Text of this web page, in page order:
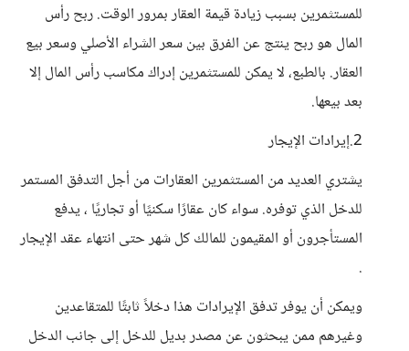
للمستثمرين بسبب زيادة قيمة العقار بمرور الوقت. ربح رأس
المال هو ربح ينتج عن الفرق بين سعر الشراء الأصلي وسعر بيع
العقار. بالطبع، لا يمكن للمستثمرين إدراك مكاسب رأس المال إلا
بعد بيعها.
2.إيرادات الإيجار
يشتري العديد من المستثمرين العقارات من أجل التدفق المستمر
للدخل الذي توفره. سواء كان عقارًا سكنيًا أو تجاريًا ، يدفع
المستأجرون أو المقيمون للمالك كل شهر حتى انتهاء عقد الإيجار
.
ويمكن أن يوفر تدفق الإيرادات هذا دخلاً ثابتًا للمتقاعدين
وغيرهم ممن يبحثون عن مصدر بديل للدخل إلى جانب الدخل